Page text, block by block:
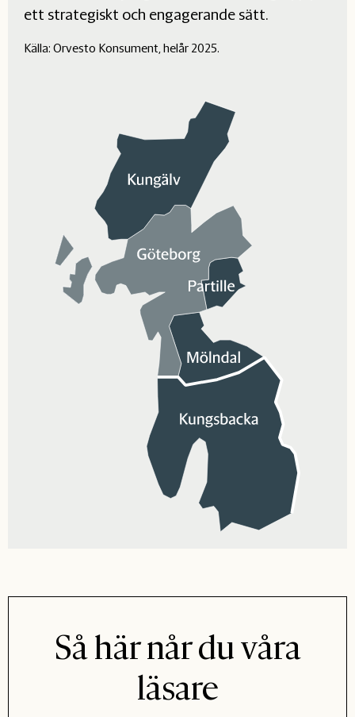
ett strategiskt och engagerande sätt.
Källa: Orvesto Konsument, helår 2025.
Så här når du våra
läsare